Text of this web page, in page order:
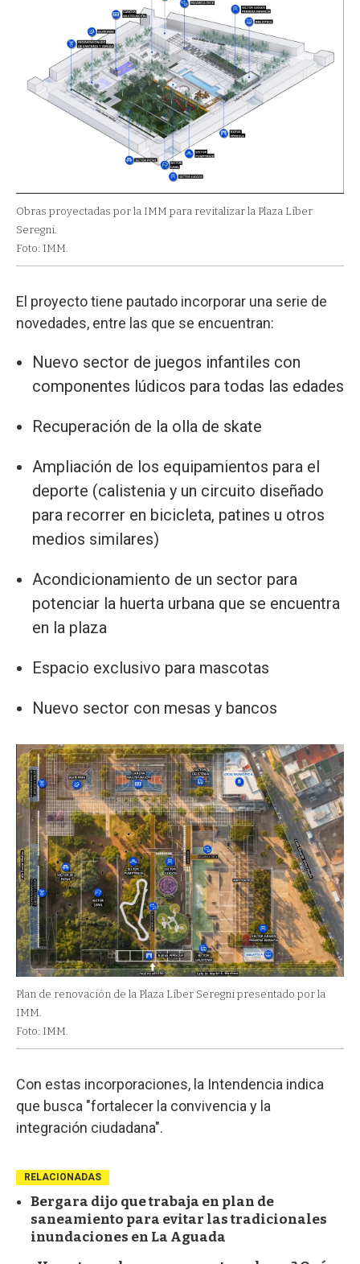
Obras proyectadas por la IMM para revitalizar la Plaza Líber
Seregni.
Foto: IMM.
El proyecto tiene pautado incorporar una serie de
novedades, entre las que se encuentran:
Nuevo sector de juegos infantiles con
componentes lúdicos para todas las edades
Recuperación de la olla de skate
Ampliación de los equipamientos para el
deporte (calistenia y un circuito diseñado
para recorrer en bicicleta, patines u otros
medios similares)
Acondicionamiento de un sector para
potenciar la huerta urbana que se encuentra
en la plaza
Espacio exclusivo para mascotas
Nuevo sector con mesas y bancos
Plan de renovación de la Plaza Líber Seregni presentado por la
IMM.
Foto: IMM.
Con estas incorporaciones, la Intendencia indica
que busca "fortalecer la convivencia y la
integración ciudadana".
RELACIONADAS
Bergara dijo que trabaja en plan de
saneamiento para evitar las tradicionales
inundaciones en La Aguada